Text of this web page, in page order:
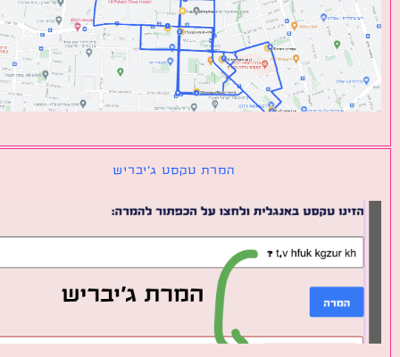
המרת טקסט ג׳יבריש